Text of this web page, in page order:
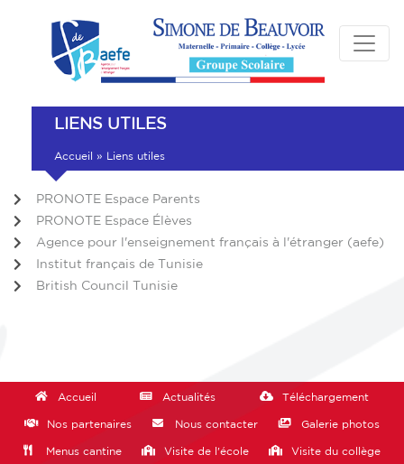
LIENS UTILES
Accueil » Liens utiles
PRONOTE Espace Parents
PRONOTE Espace Élèves
Agence pour l'enseignement français à l'étranger (aefe)
Institut français de Tunisie
British Council Tunisie
Accueil Actualités Téléchargement
Nos partenaires Nous contacter Galerie photos
Menus cantine Visite de l'école Visite du collège